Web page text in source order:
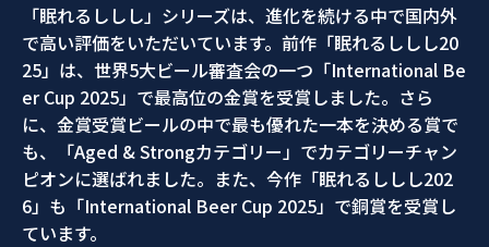
「眠れるししし」シリーズは、進化を続ける中で国内外
で高い評価をいただいています。前作「眠れるししし20
25」は、世界5大ビール審査会の一つ「International Be
er Cup 2025」で最高位の金賞を受賞しました。さら
に、金賞受賞ビールの中で最も優れた一本を決める賞で
も、「Aged & Strongカテゴリー」でカテゴリーチャン
ピオンに選ばれました。また、今作「眠れるししし202
6」も「International Beer Cup 2025」で銅賞を受賞し
ています。